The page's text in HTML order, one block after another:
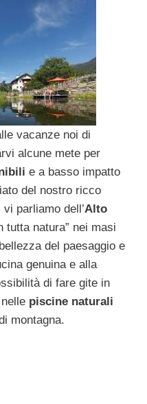
vacanze noi di
alcune mete per
e a basso impatto
del nostro ricco
parliamo dell’Alto
tutta natura” nei masi
del paesaggio e
genuina e alla
di fare gite in
piscine naturali
montagna.